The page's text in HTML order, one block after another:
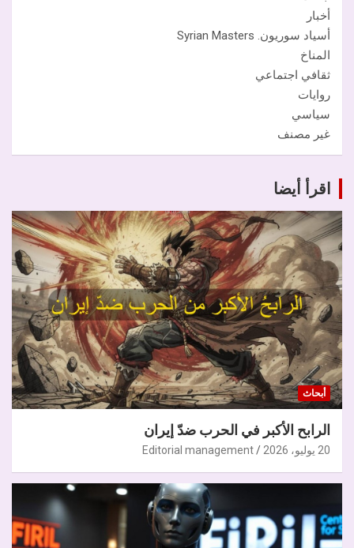
أخبار
أسياد سوريون. Syrian Masters
المناخ
ثقافي اجتماعي
روايات
سياسي
غير مصنف
اقرأ أيضا
أبحاث
الرابح الأكبر في الحرب ضدّ إيران
20 يوليو، 2026 Editorial management